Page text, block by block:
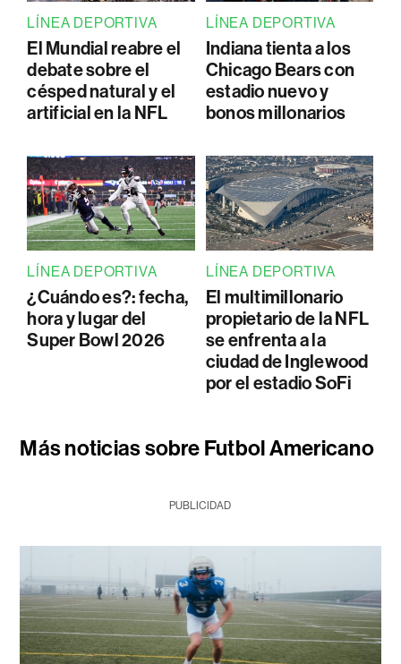
LÍNEA DEPORTIVA
El Mundial reabre el
debate sobre el
césped natural y el
artificial en la NFL
LÍNEA DEPORTIVA
Indiana tienta a los
Chicago Bears con
estadio nuevo y
bonos millonarios
LÍNEA DEPORTIVA
¿Cuándo es?: fecha,
hora y lugar del
Super Bowl 2026
LÍNEA DEPORTIVA
El multimillonario
propietario de la NFL
se enfrenta a la
ciudad de Inglewood
por el estadio SoFi
Más noticias sobre Futbol Americano
PUBLICIDAD